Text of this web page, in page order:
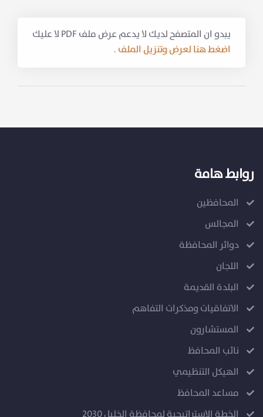
يبدو ان المتصفح لديك لا يدعم عرض ملف PDF لا عليك
اضغط هنا لعرض وتنزيل الملف .
روابط هامة
المحافظين
المجالس
دوائر المحافظة
اللجان
البلدة القديمة
الاتفاقيات ومذكرات التفاهم
المستشارون
نائب المحافظ
الهيكل التنظيمي
مساعد المحافظ